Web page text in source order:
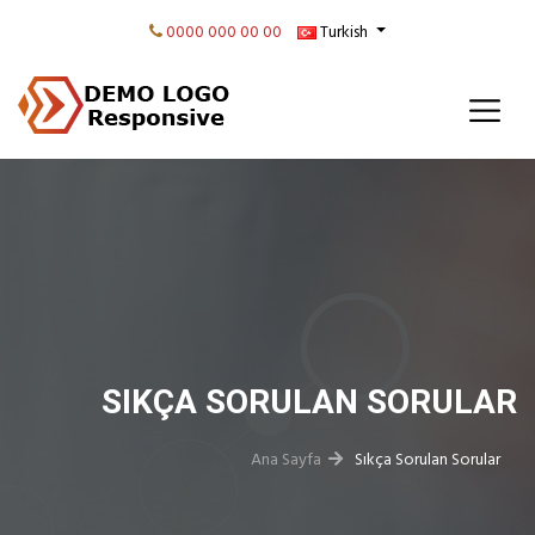
0000 000 00 00 Turkish
SIKÇA SORULAN SORULAR
Ana Sayfa Sıkça Sorulan Sorular